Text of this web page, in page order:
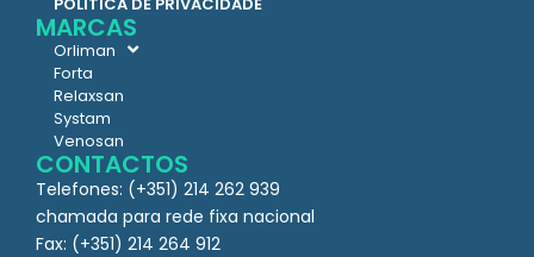
MARCAS
Orliman
Forta
Relaxsan
Systam
Venosan
CONTACTOS
Telefones: (+351) 214 262 939
chamada para rede fixa nacional
Fax: (+351) 214 264 912